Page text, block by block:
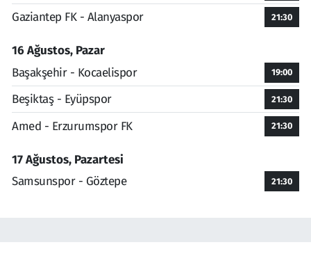
Gaziantep FK - Alanyaspor 21:30
16 Ağustos, Pazar
Başakşehir - Kocaelispor
19:00
Beşiktaş - Eyüpspor 21:30
Amed - Erzurumspor FK 21:30
17 Ağustos, Pazartesi
Samsunspor - Göztepe
21:30